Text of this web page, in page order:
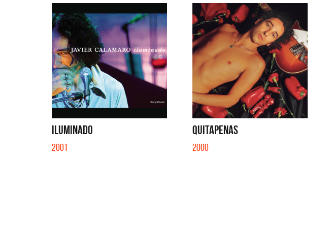
ILUMINADO
2001
QUITAPENAS
2000